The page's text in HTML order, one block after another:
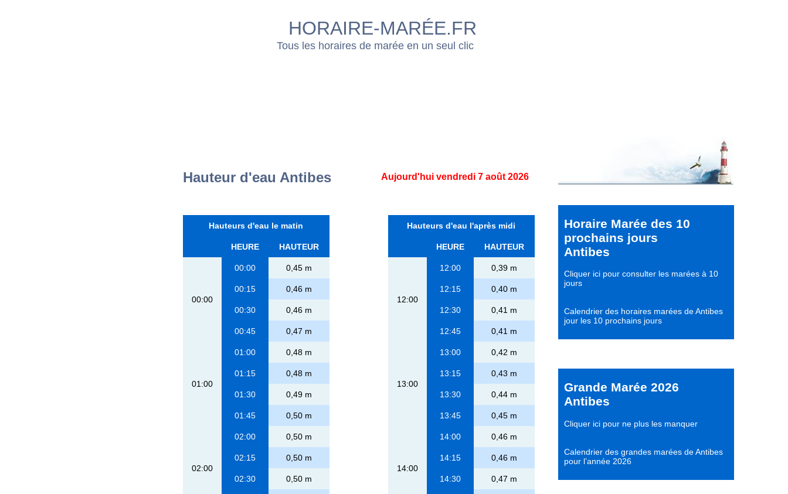
HORAIRE-MARÉE.FR
Tous les horaires de marée en un seul clic
Hauteur d'eau Antibes Aujourd'hui vendredi 7 août 2026
Hauteurs d'eau le matin
HEURE HAUTEUR
00:00
00:00 0,45 m
00:15 0,46 m
00:30 0,46 m
00:45 0,47 m
01:00
01:00 0,48 m
01:15 0,48 m
01:30 0,49 m
01:45 0,50 m
02:00
02:00 0,50 m
02:15 0,50 m
02:30 0,50 m
Hauteurs d'eau l'après midi
HEURE HAUTEUR
12:00
12:00 0,39 m
12:15 0,40 m
12:30 0,41 m
12:45 0,41 m
13:00
13:00 0,42 m
13:15 0,43 m
13:30 0,44 m
13:45 0,45 m
14:00
14:00 0,46 m
14:15 0,46 m
14:30 0,47 m
Horaire Marée des 10
prochains jours
Antibes
Cliquer ici pour consulter les marées à 10
jours
Calendrier des horaires marées de Antibes
jour les 10 prochains jours
Grande Marée 2026
Antibes
Cliquer ici pour ne plus les manquer
Calendrier des grandes marées de Antibes
pour l’année 2026